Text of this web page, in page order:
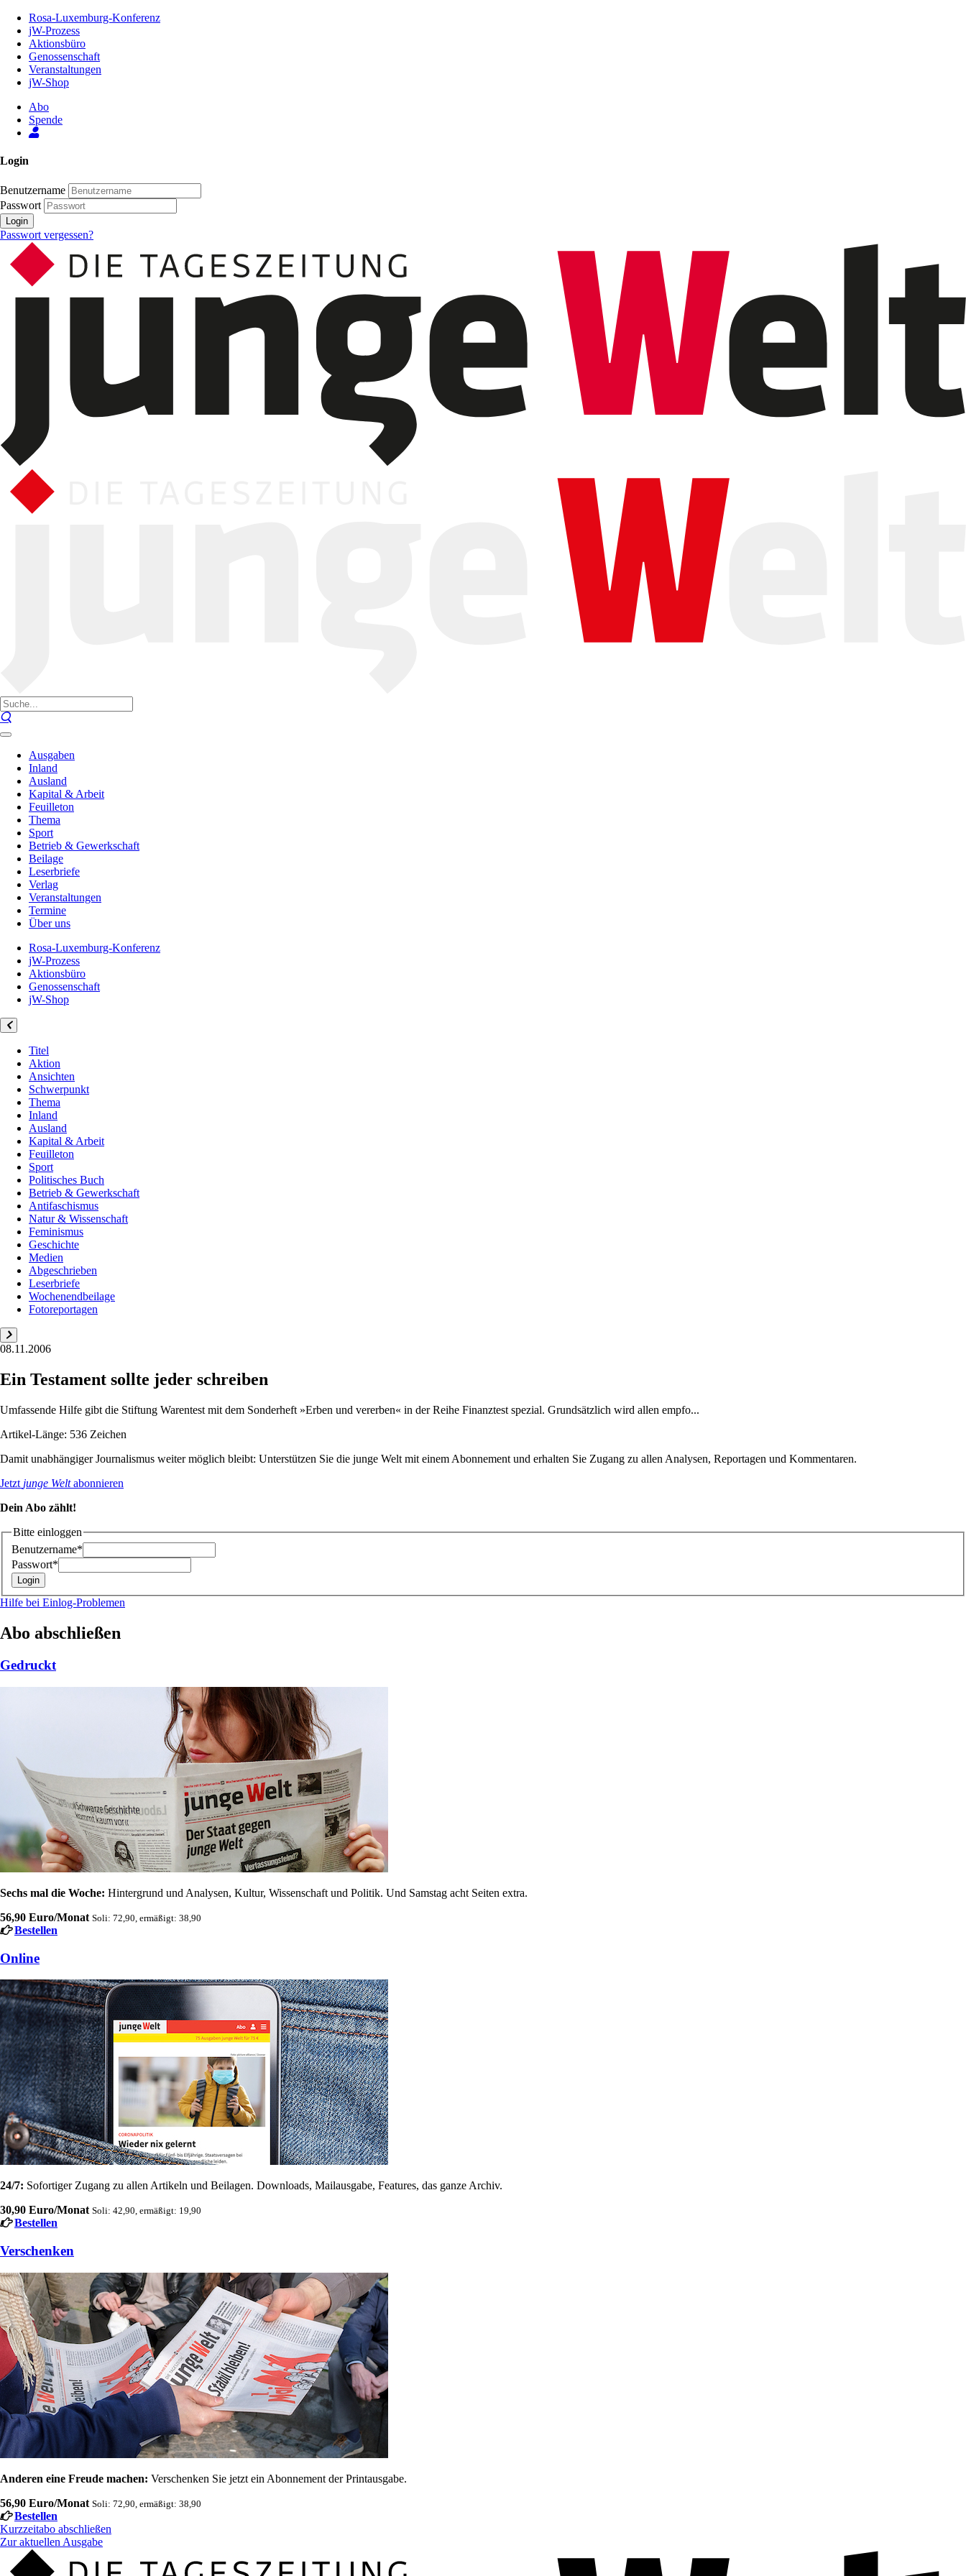
Inhalt
Seite
Rosa-Luxemburg-Konferenz
jW-Prozess
Aktionsbüro
Genossenschaft
Veranstaltungen
jW-Shop
Abo
Spende
Login
Benutzername
Passwort
Login
Passwort vergessen?
Ausgaben
Inland
Ausland
Kapital & Arbeit
Feuilleton
Thema
Sport
Betrieb & Gewerkschaft
Beilage
Leserbriefe
Verlag
Veranstaltungen
Termine
Über uns
Rosa-Luxemburg-Konferenz
jW-Prozess
Aktionsbüro
Genossenschaft
jW-Shop
Titel
Aktion
Ansichten
Schwerpunkt
Thema
Inland
Ausland
Kapital & Arbeit
Feuilleton
Sport
Politisches Buch
Betrieb & Gewerkschaft
Antifaschismus
Natur & Wissenschaft
Feminismus
Geschichte
Medien
Abgeschrieben
Leserbriefe
Wochenendbeilage
Fotoreportagen
08.11.2006
Ein Testament sollte jeder schreiben
Umfassende Hilfe gibt die Stiftung Warentest mit dem Sonderheft »Erben und vererben« in der Reihe Finanztest spezial. Grundsätzlich wird allen empfo...
Artikel-Länge: 536 Zeichen
Damit unabhängiger Journalismus weiter möglich bleibt: Unterstützen Sie die junge Welt mit einem Abonnement und erhalten Sie Zugang zu allen Analysen, Reportagen und Kommentaren.
Jetzt junge Weltabonnieren
Dein Abo zählt!
Bitte einloggen
Benutzername*
Passwort*
Hilfe bei Einlog-Problemen
Abo abschließen
Gedruckt
Sechs mal die Woche: Hintergrund und Analysen, Kultur, Wissenschaft und Politik. Und Samstag acht Seiten extra.
56,90 Euro/Monat Soli: 72,90, ermäßigt: 38,90
Bestellen
Online
24/7: Sofortiger Zugang zu allen Artikeln und Beilagen. Downloads, Mailausgabe, Features, das ganze Archiv.
30,90 Euro/Monat Soli: 42,90, ermäßigt: 19,90
Bestellen
Verschenken
Anderen eine Freude machen: Verschenken Sie jetzt ein Abonnement der Printausgabe.
56,90 Euro/Monat Soli: 72,90, ermäßigt: 38,90
Bestellen
Kurzzeitabo abschließen
Zur aktuellen Ausgabe